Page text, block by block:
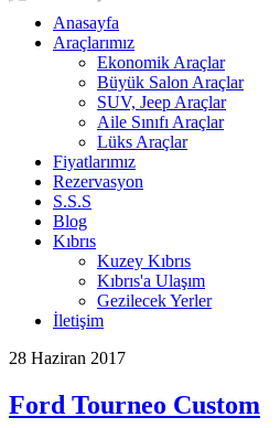
Anasayfa
Araçlarımız
Ekonomik Araçlar
Büyük Salon Araçlar
SUV, Jeep Araçlar
Aile Sınıfı Araçlar
Lüks Araçlar
Fiyatlarımız
Rezervasyon
S.S.S
Blog
Kıbrıs
Kuzey Kıbrıs
Kıbrıs'a Ulaşım
Gezilecek Yerler
İletişim
28 Haziran 2017
Ford Tourneo Custom